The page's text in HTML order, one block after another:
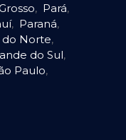
, Pará,
, Paraná,
do Norte,
do Sul,
Paulo,